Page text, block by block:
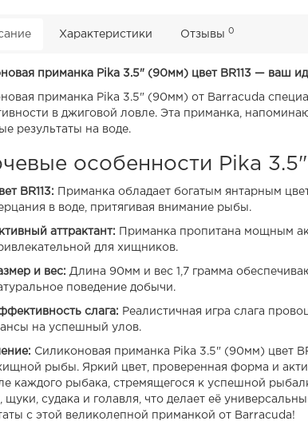
Характеристики Отзывы 0
приманка Pika 3.5" (90мм) цвет BR113 — ваш
приманка Pika 3.5" (90мм) от Barracuda
в джиговой ловле. Эта приманка,
результаты на воде.
особенности Pika
BR113: Приманка обладает богатым янтарным
в воде, притягивая внимание рыбы.
аттрактант: Приманка пропитана мощным
для хищников.
и вес: Длина 90мм и вес 1,7 грамма
поведение добычи.
слага: Реалистичная игра слага
на успешный улов.
Силиконовая приманка Pika 3.5" (90мм) цвет
рыбы. Яркий цвет, проверенная форма и
каждого рыбака, стремящегося к успешной
щуки, судака и голавля, что делает её
с этой великолепной приманкой от Barracuda!